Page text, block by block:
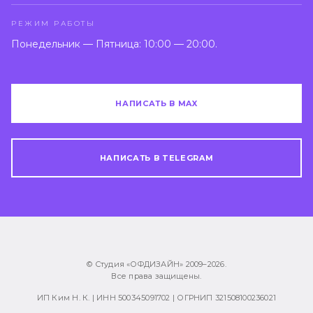
РЕЖИМ РАБОТЫ
Понедельник — Пятница: 10:00 — 20:00.
НАПИСАТЬ В MAX
НАПИСАТЬ В TELEGRAM
© Студия «ОФДИЗАЙН» 2009–2026
Все права защищены.
ИП Ким Н. К. | ИНН 500345091702 | ОГРНИП 321508100236021